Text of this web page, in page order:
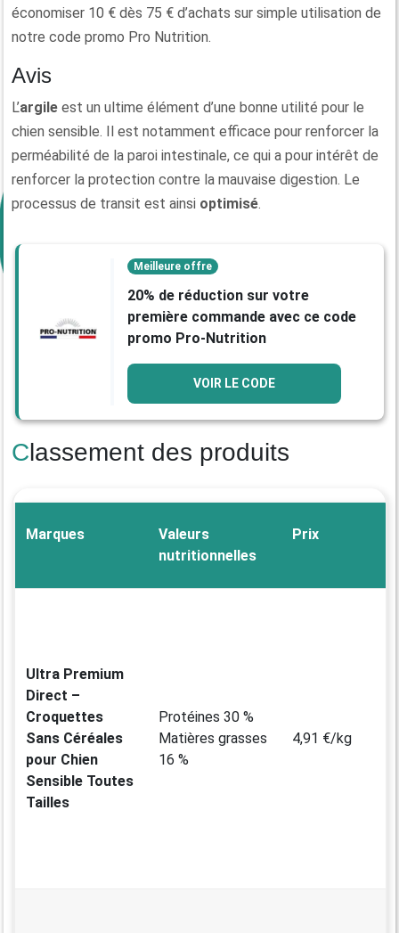
économiser 10 € dès 75 € d’achats sur simple utilisation de
notre code promo Pro Nutrition.
Avis
L’argile est un ultime élément d’une bonne utilité pour le
chien sensible. Il est notamment efficace pour renforcer la
perméabilité de la paroi intestinale, ce qui a pour intérêt de
renforcer la protection contre la mauvaise digestion. Le
processus de transit est ainsi optimisé.
Meilleure offre
20% de réduction sur votre
première commande avec ce code
promo Pro-Nutrition
VOIR LE CODE
Classement des produits
Marques
Valeurs
nutritionnelles
Prix
Ultra Premium
Direct –
Croquettes
Sans Céréales
pour Chien
Sensible Toutes
Tailles
Protéines 30 %
Matières grasses
16 %
4,91 €/kg